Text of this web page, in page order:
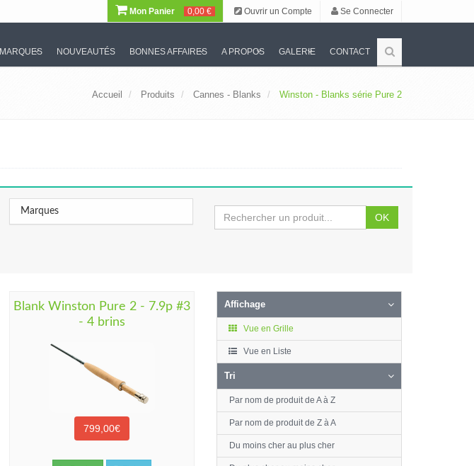
Mon Panier 0,00 € Ouvrir un Compte Se Connecter
MARQUES NOUVEAUTÉS BONNES AFFAIRES A PROPOS GALERIE CONTACT
Accueil Produits Cannes - Blanks Winston - Blanks série Pure 2
Marques
OK
Blank Winston Pure 2 - 7.9p #3
- 4 brins
799,00€
Affichage
Vue en Grille
Vue en Liste
Tri
Par nom de produit de A à Z
Par nom de produit de Z à A
Du moins cher au plus cher